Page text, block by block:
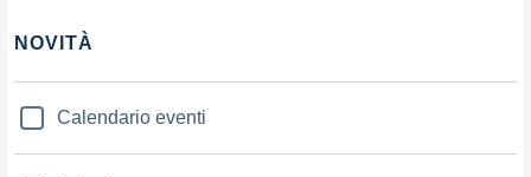
NOVITÀ
Calendario eventi